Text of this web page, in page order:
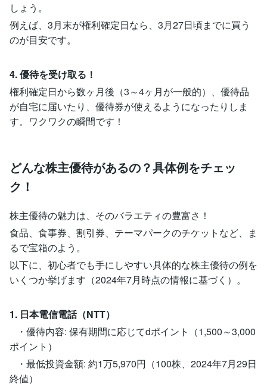
しょう。
例えば、3月末が権利確定日なら、3月27日頃までに買う
のが目安です。
4. 優待を受け取る！
権利確定日から数ヶ月後（3～4ヶ月が一般的）、優待品
が自宅に届いたり、優待券が使えるようになったりしま
す。ワクワクの瞬間です！
どんな株主優待があるの？具体例をチェッ
ク！
株主優待の魅力は、そのバラエティの豊富さ！
食品、食事券、割引券、テーマパークのチケットなど、ま
るで宝箱のよう。
以下に、初心者でも手にしやすい具体的な株主優待の例を
いくつか挙げます（2024年7月時点の情報に基づく）。
1. 日本電信電話（NTT）
・優待内容: 保有期間に応じてdポイント（1,500～3,000
ポイント）
・最低投資金額: 約1万5,970円（100株、2024年7月29日
終値）